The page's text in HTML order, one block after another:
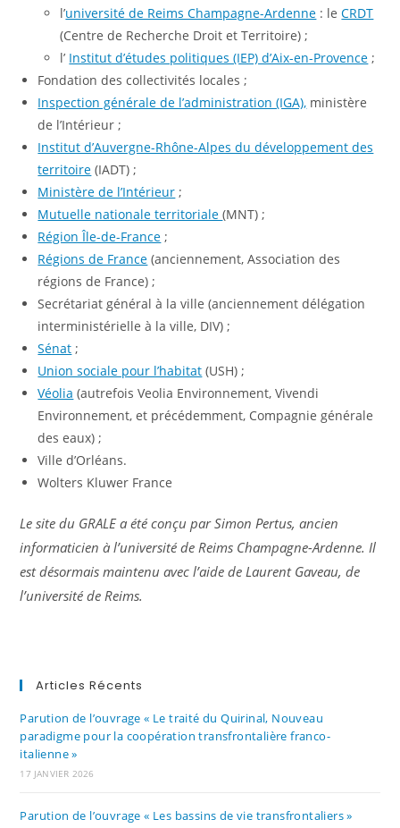
l’université de Reims Champagne-Ardenne : leCRDT
(Centre de Recherche Droit et Territoire) ;
l’ Institut d’études politiques (IEP) d’Aix-en-Provence ;
Fondation des collectivités locales ;
Inspection générale de l’administration (IGA), ministère
de l’Intérieur ;
Institut d’Auvergne-Rhône-Alpes du développement des
territoire (IADT) ;
Ministère de l’Intérieur ;
Mutuelle nationale territoriale(MNT) ;
Région Île-de-France ;
Régions de France (anciennement, Association des
régions de France) ;
Secrétariat général à la ville (anciennement délégation
interministérielle à la ville, DIV) ;
Sénat ;
Union sociale pour l’habitat (USH) ;
Véolia (autrefois Veolia Environnement, Vivendi
Environnement, et précédemment, Compagnie générale
des eaux) ;
Ville d’Orléans.
Wolters Kluwer France
Le site du GRALE a été conçu par Simon Pertus, ancien
informaticien à l’université de Reims Champagne-Ardenne. Il
est désormais maintenu avec l’aide de Laurent Gaveau, de
l’université de Reims.
Articles Récents
Parution de l’ouvrage « Le traité du Quirinal, Nouveau
paradigme pour la coopération transfrontalière franco-
italienne »
17 JANVIER 2026
Parution de l’ouvrage « Les bassins de vie transfrontaliers »